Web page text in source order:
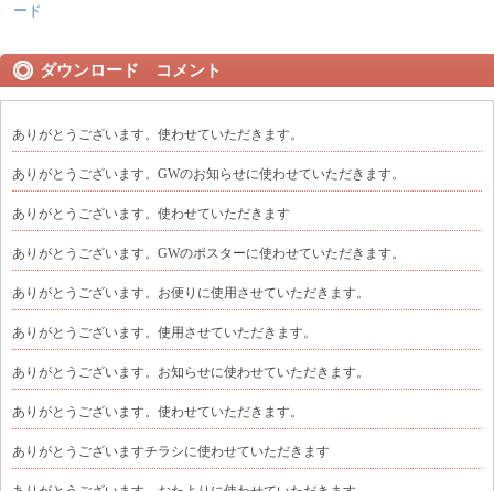
ード
ダウンロード コメント
ありがとうございます。使わせていただきます。
ありがとうございます。GWのお知らせに使わせていただきます。
ありがとうございます。使わせていただきます
ありがとうございます。GWのポスターに使わせていただきます。
ありがとうございます。お便りに使用させていただきます。
ありがとうございます。使用させていただきます。
ありがとうございます。お知らせに使わせていただきます。
ありがとうございます。使わせていただきます。
ありがとうございますチラシに使わせていただきます